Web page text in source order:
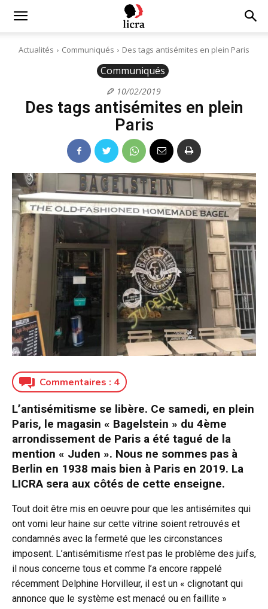
Licra
1927
Actualités Communiqués Des tags antisémites en plein Paris
Communiqués
10/02/2019
Des tags antisémites en plein
Paris
Commentaires : 4
L’antisémitisme se libère. Ce samedi, en plein
Paris, le magasin « Bagelstein » du 4ème
arrondissement de Paris a été tagué de la
mention « Juden ». Nous ne sommes pas à
Berlin en 1938 mais bien à Paris en 2019. La
LICRA sera aux côtés de cette enseigne.
Tout doit être mis en oeuvre pour que les antisémites qui
ont vomi leur haine sur cette vitrine soient retrouvés et
condamnés avec la fermeté que les circonstances
imposent. L’antisémitisme n’est pas le problème des juifs,
il nous concerne tous et comme l’a encore rappelé
récemment Delphine Horvilleur, il est un « clignotant qui
annonce que le système est menacé ou en faillite »